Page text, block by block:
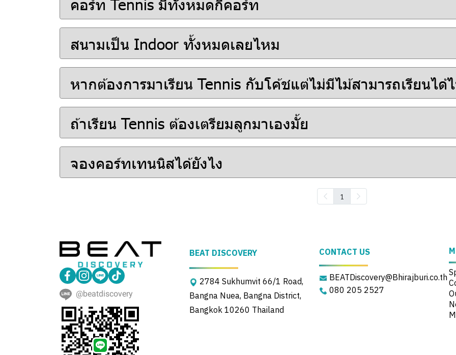
สนามเป็น Indoor ทั้งหมดเลยไหม
หากต้องการมาเรียน Tennis กับโค้ชแต่ไม่มีไม้สามารถเรียนได้
ถ้าเรียน Tennis ต้องเตรียมลูกมาเองมั้ย
จองคอร์ทเทนนิสได้ยังไง
1
@beatdiscovery
BEAT DISCOVERY
2784 Sukhumvit 66/1 Road,
Bangna Nuea, Bangna District,
Bangkok 10260 Thailand
CONTACT US
BEATDiscovery@Bhirajburi.co.th
080 205 2527